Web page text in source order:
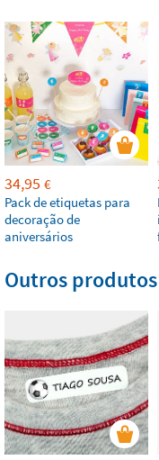
34,95 €
Pack de etiquetas para
decoração de
aniversários
Outros